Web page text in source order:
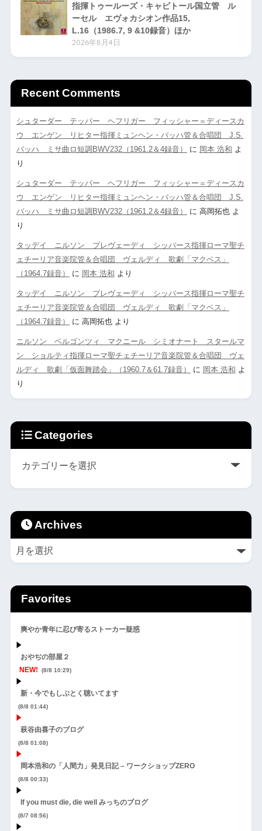
指揮トゥールーズ・キャピトール国立管 ル
ーセル エヴォカシオン作品15,
L.16（1986.7, 9 &10録音）ほか
2026年8月4日
Recent Comments
シュターダー テッパー ヘフリガー フィッシャー＝ディースカ
ウ エンゲン リヒター指揮ミュンヘン・バッハ管＆合唱団 J.S.
バッハ ミサ曲ロ短調BWV232（1961.2＆4録音）
に 岡本 浩和 よ
り
シュターダー テッパー ヘフリガー フィッシャー＝ディースカ
ウ エンゲン リヒター指揮ミュンヘン・バッハ管＆合唱団 J.S.
バッハ ミサ曲ロ短調BWV232（1961.2＆4録音）
に 高岡拓也よ
り
タッデイ ニルソン プレヴェーディ シッパース指揮ローマ聖チ
ェチーリア音楽院管＆合唱団 ヴェルディ 歌劇「マクベス」
（1964.7録音）
に 岡本 浩和 より
タッデイ ニルソン プレヴェーディ シッパース指揮ローマ聖チ
ェチーリア音楽院管＆合唱団 ヴェルディ 歌劇「マクベス」
（1964.7録音）
に 高岡拓也より
ニルソン ベルゴンツィ マクニール シミオナート スタールマ
ン ショルティ指揮ローマ聖チェチーリア音楽院管＆合唱団 ヴェ
ルディ 歌劇「仮面舞踏会」（1960.7＆61.7録音）
に 岡本 浩和 よ
り
Categories
Archives
Favorites
爽やか青年に忍び寄るストーカー疑惑
おやぢの部屋２
NEW!
(8/8 10:29)
新・今でもしぶとく聴いてます
(8/8 01:44)
萩谷由喜子のブログ
(8/8 01:08)
岡本浩和の「人間力」発見日記 – ワークショップZERO
(8/8 00:33)
If you must die, die well みっちのブログ
(8/7 08:56)